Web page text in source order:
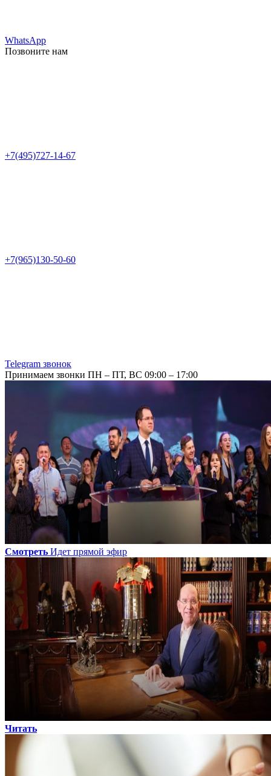
WhatsApp
Позвоните нам
+7(495)727-14-67
+7(965)130-50-60
Telegram звонок
Принимаем звонки ПН – ПТ, ВС 09:00 – 17:00
Смотреть Идет прямой эфир
Читать